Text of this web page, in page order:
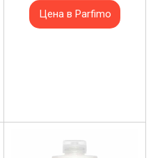
Цена в Parfimo